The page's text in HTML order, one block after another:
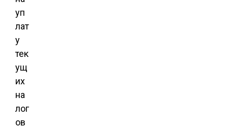
уп
лат
у
тек
ущ
их
на
лог
ов